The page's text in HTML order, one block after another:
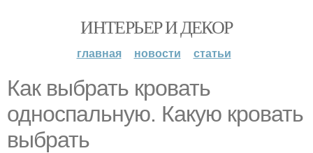
ИНТЕРЬЕР И ДЕКОР
главная новости статьи
Как выбрать кровать
односпальную. Какую кровать
выбрать